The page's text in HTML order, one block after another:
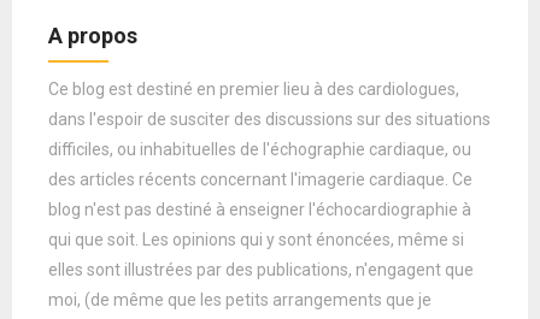
A propos
Ce blog est destiné en premier lieu à des cardiologues,
dans l'espoir de susciter des discussions sur des situations
difficiles, ou inhabituelles de l'échographie cardiaque, ou
des articles récents concernant l'imagerie cardiaque. Ce
blog n'est pas destiné à enseigner l'échocardiographie à
qui que soit. Les opinions qui y sont énoncées, même si
elles sont illustrées par des publications, n'engagent que
moi, (de même que les petits arrangements que je